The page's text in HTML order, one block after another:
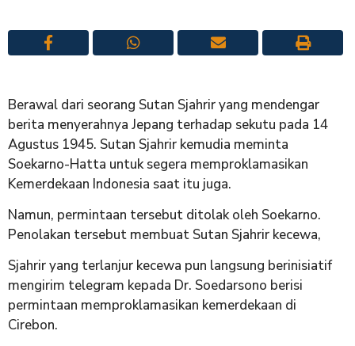
Berawal dari seorang Sutan Sjahrir yang mendengar
berita menyerahnya Jepang terhadap sekutu pada 14
Agustus 1945. Sutan Sjahrir kemudia meminta
Soekarno-Hatta untuk segera memproklamasikan
Kemerdekaan Indonesia saat itu juga.
Namun, permintaan tersebut ditolak oleh Soekarno.
Penolakan tersebut membuat Sutan Sjahrir kecewa,
Sjahrir yang terlanjur kecewa pun langsung berinisiatif
mengirim telegram kepada Dr. Soedarsono berisi
permintaan memproklamasikan kemerdekaan di
Cirebon.